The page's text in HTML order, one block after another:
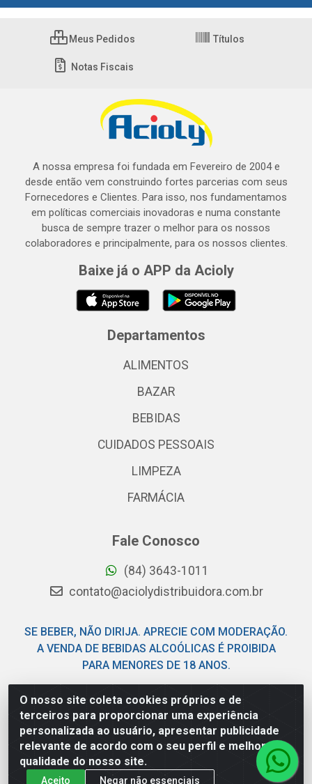
O nosso site coleta cookies próprios e de
terceiros para proporcionar uma experiência
personalizada ao usuário, apresentar publicidade
relevante de acordo com o seu perfil e melhorar a
qualidade do nosso site.
Aceito Negar não essenciais
Meus Pedidos Títulos
Notas Fiscais
A nossa empresa foi fundada em Fevereiro de 2004 e
desde então vem construindo fortes parcerias com seus
Fornecedores e Clientes. Para isso, nos fundamentamos
em políticas comerciais inovadoras e numa constante
busca de sempre trazer o melhor para os nossos
colaboradores e principalmente, para os nossos clientes.
Baixe já o APP da Acioly
Departamentos
ALIMENTOS
BAZAR
BEBIDAS
CUIDADOS PESSOAIS
LIMPEZA
FARMÁCIA
Fale Conosco
(84) 3643-1011
contato@aciolydistribuidora.com.br
SE BEBER, NÃO DIRIJA. APRECIE COM MODERAÇÃO.
A VENDA DE BEBIDAS ALCOÓLICAS É PROIBIDA
PARA MENORES DE 18 ANOS.
Acioly Distribuidora - Av Piloto Pereira Tim - Parque de
Exposições - Parnamirim/RN - CEP 59146-480 - CNPJ
06.029.901/0001-92